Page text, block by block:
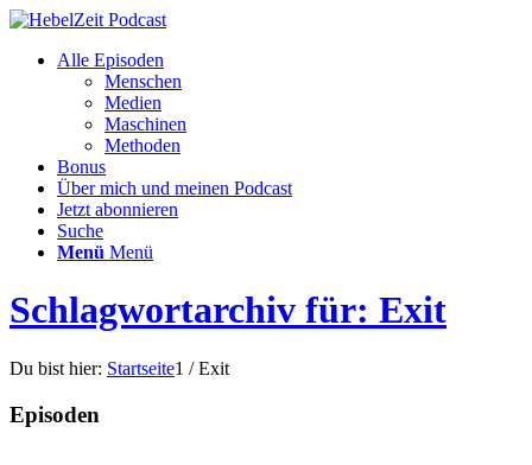
Alle Episoden
Menschen
Medien
Maschinen
Methoden
Bonus
Über mich und meinen Podcast
Jetzt abonnieren
Suche
Menü Menü
Schlagwortarchiv für: Exit
Du bist hier: Startseite1 / Exit
Episoden